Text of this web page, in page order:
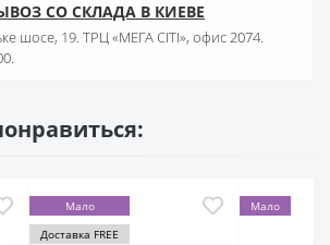
СО СКЛАДА В КИЕВЕ
шосе, 19. ТРЦ «МЕГА СІТІ», офис 2074.